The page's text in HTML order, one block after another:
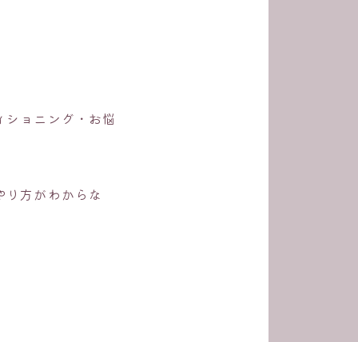
ョニング・お悩
方がわからな